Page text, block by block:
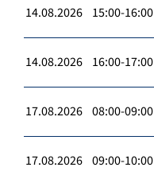
14.08.2026 15:00-16:00
14.08.2026 16:00-17:00
17.08.2026 08:00-09:00
17.08.2026 09:00-10:00